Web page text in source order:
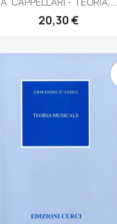
20,30 €